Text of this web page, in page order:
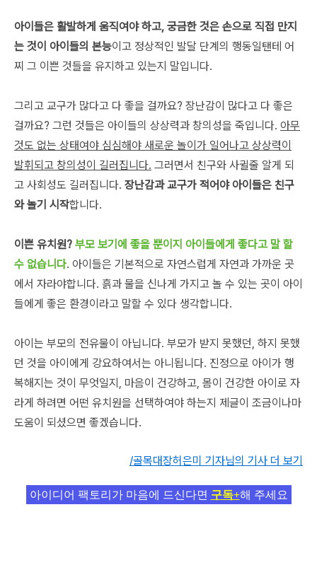
아이들은 활발하게 움직여야 하고, 궁금한 것은 손으로 직접 만지
는 것이 아이들의 본능이고 정상적인 발달 단계의 행동일탠테 어
찌 그 이쁜 것들을 유지하고 있는지 말입니다.
그리고 교구가 많다고 다 좋을 걸까요? 장난감이 많다고 다 좋은
걸까요? 그런 것들은 아이들의 상상력과 창의성을 죽입니다. 아무
것도 없는 상태여야 심심해야 새로운 놀이가 일어나고 상상력이
발휘되고 창의성이 길러집니다. 그러면서 친구와 사귈줄 알게 되
고 사회성도 길러집니다. 장난감과 교구가 적어야 아이들은 친구
와 놀기 시작합니다.
이쁜 유치원? 부모 보기에 좋을 뿐이지 아이들에게 좋다고 말 할
수 없습니다. 아이들은 기본적으로 자연스럽게 자연과 가까운 곳
에서 자라야합니다. 흙과 물을 신나게 가지고 놀 수 있는 곳이 아이
들에게 좋은 환경이라고 말할 수 있다 생각합니다.
아이는 부모의 전유물이 아닙니다. 부모가 받지 못했던, 하지 못했
던 것을 아이에게 강요하여서는 아니됩니다. 진정으로 아이가 행
복해지는 것이 무엇일지, 마음이 건강하고, 몸이 건강한 아이로 자
라게 하려면 어떤 유치원을 선택하여야 하는지 제글이 조금이나마
도움이 되셨으면 좋겠습니다.
/골목대장허은미 기자님의 기사 더 보기
아이디어 팩토리가 마음에 드신다면 구독+해 주세요